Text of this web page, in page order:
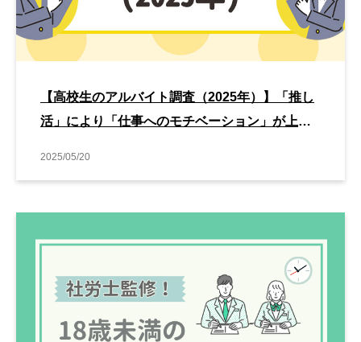
【高校生のアルバイト調査（2025年）】「推し
活」により「仕事へのモチベーション」が上が
2025/05/20